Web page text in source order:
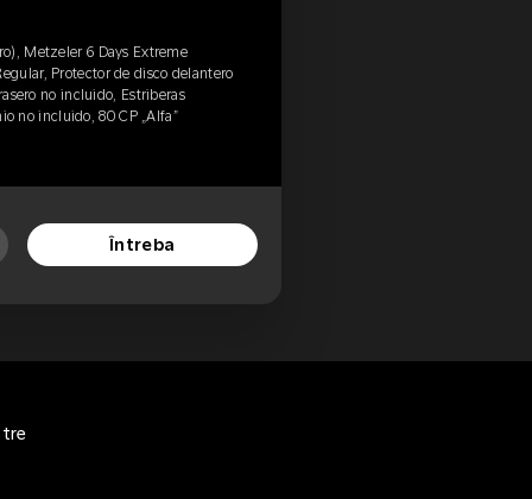
Metzeler 6 Days Extreme
Protector de disco delantero
no incluido, Estriberas
no incluido, 80 CP „Alfa”
Întreba